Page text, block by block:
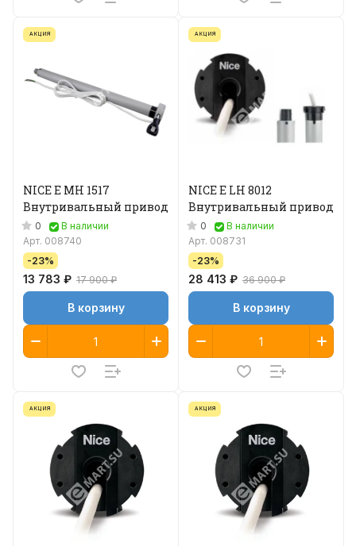
АКЦИЯ
NICE E MH 1517
Внутривальный привод
0
В наличии
Арт. 008740
-23%
13 783 ₽ 17 900 ₽
В корзину
АКЦИЯ
NICE E LH 8012
Внутривальный привод
0
В наличии
Арт. 008731
-23%
28 413 ₽ 36 900 ₽
В корзину
АКЦИЯ АКЦИЯ